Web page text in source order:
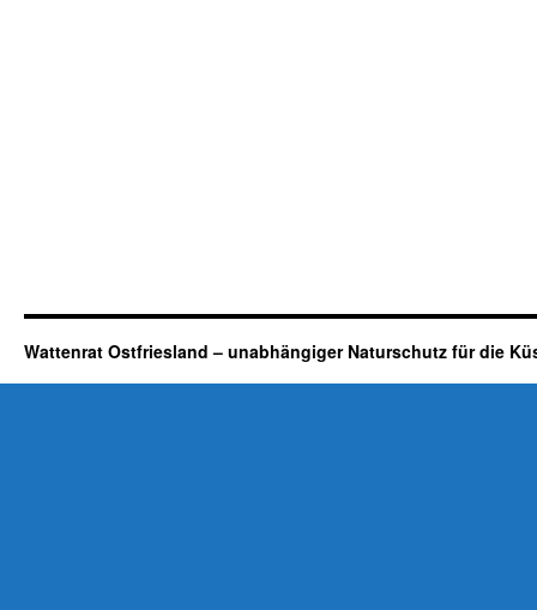
Wattenrat Ostfriesland – unabhängiger Naturschutz für die